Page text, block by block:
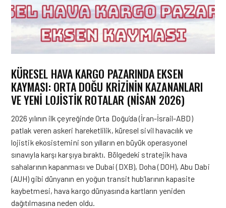
KÜRESEL HAVA KARGO PAZARINDA EKSEN
KAYMASI: ORTA DOĞU KRİZİNİN KAZANANLARI
VE YENİ LOJİSTİK ROTALAR (NİSAN 2026)
2026 yılının ilk çeyreğinde Orta Doğu’da (İran-İsrail-ABD)
patlak veren askeri hareketlilik, küresel sivil havacılık ve
lojistik ekosistemini son yılların en büyük operasyonel
sınavıyla karşı karşıya bıraktı. Bölgedeki stratejik hava
sahalarının kapanması ve Dubai (DXB), Doha (DOH), Abu Dabi
(AUH) gibi dünyanın en yoğun transit hub’larının kapasite
kaybetmesi, hava kargo dünyasında kartların yeniden
dağıtılmasına neden oldu.